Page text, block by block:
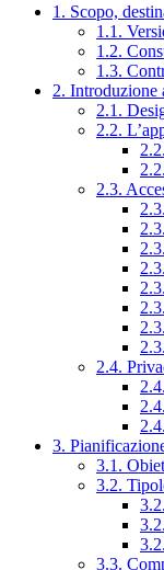
1. Scopo,
1.1.
1.2.
1.3.
2. Introduzione
2.1.
2.2.
2.3.
2.4.
3.
3.1.
3.2.
3.3.